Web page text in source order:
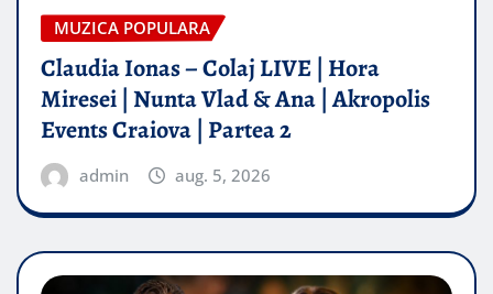
MUZICA POPULARA
Claudia Ionas – Colaj LIVE | Hora
Miresei | Nunta Vlad & Ana | Akropolis
Events Craiova | Partea 2
admin aug. 5, 2026